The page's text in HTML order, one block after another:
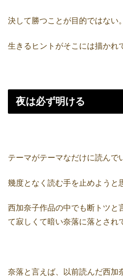
決して勝つことが目的ではない。
生きるヒントがそこには描かれ
夜は必ず明ける
テーマがテーマなだけに読んで
幾度となく読む手を止めようと
西加奈子作品の中でも断トツと
て寂しくて暗い奈落に落とされ
奈落と言えば、以前読んだ西加